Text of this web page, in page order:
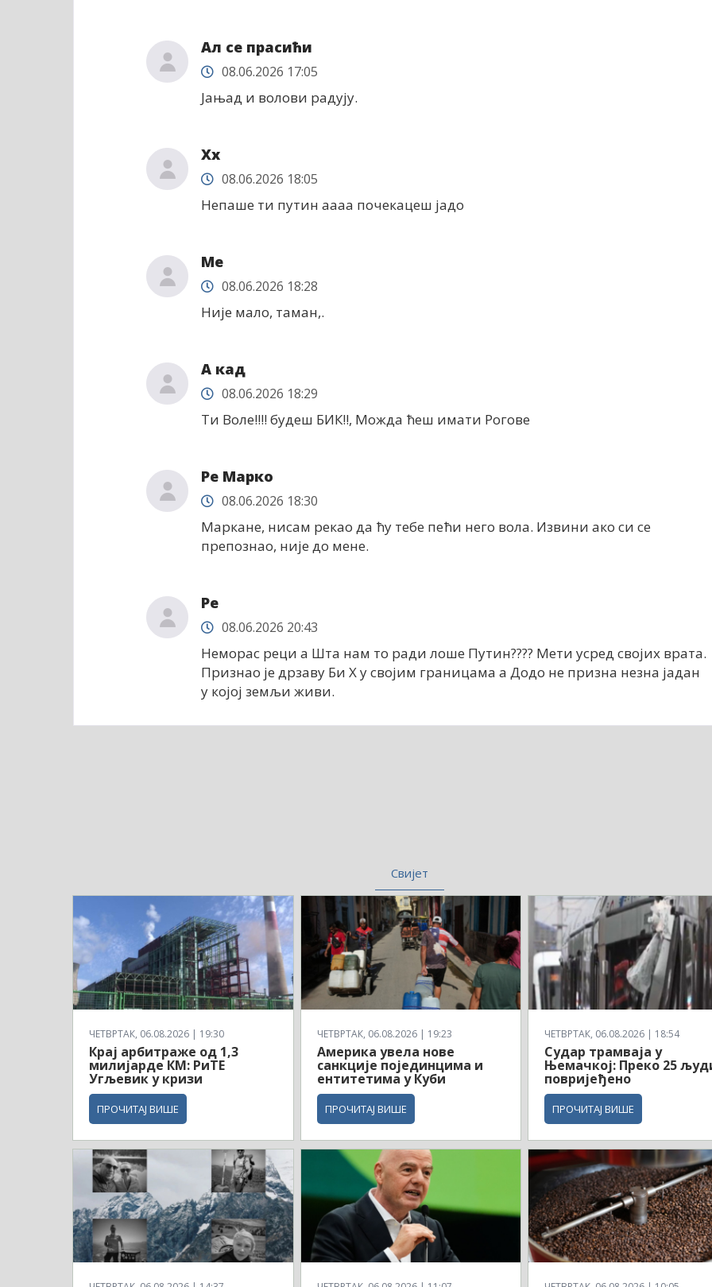
Ал се прасићи
08.06.2026 17:05
Јањад и волови радују.
Xx
08.06.2026 18:05
Непаше ти путин аааа почекацеш јадо
Ме
08.06.2026 18:28
Није мало, таман,.
А кад
08.06.2026 18:29
Ти Воле!!!! будеш БИК!!, Можда ћеш имати Рогове
Ре Марко
08.06.2026 18:30
Маркане, нисам рекао да ћу тебе пећи него вола. Извини ако си се
препознао, није до мене.
Ре
08.06.2026 20:43
Неморас реци а Шта нам то ради лоше Путин???? Мети усред својих врата.
Признао је дрзаву Би Х у својим границама а Додо не призна незна јадан
у којој земљи живи.
Свијет
ЧЕТВРТАК, 06.08.2026 | 19:30
Крај арбитраже од 1,3
милијарде КМ: РиТЕ
Угљевик у кризи
ПРОЧИТАЈ ВИШЕ
ЧЕТВРТАК, 06.08.2026 | 19:23
Америка увела нове
санкције појединцима и
ентитетима у Куби
ПРОЧИТАЈ ВИШЕ
ЧЕТВРТАК, 06.08.2026 | 18:54
Судар трамваја у
Њемачкој: Преко 25
повријеђено
ПРОЧИТАЈ ВИШЕ